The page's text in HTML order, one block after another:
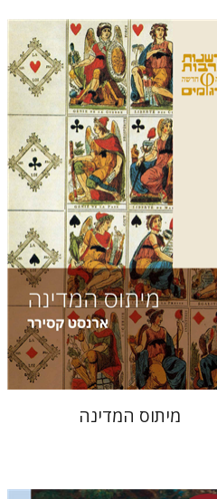
ארנסט קסירר
חילי (יחיאל) אטיה
הנחת אתר ספר מודפס
$42
$38
מיתוס המדינה